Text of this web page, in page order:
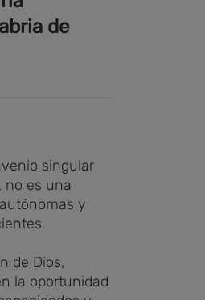
de
singular
no es una
y
de Dios,
la oportunidad